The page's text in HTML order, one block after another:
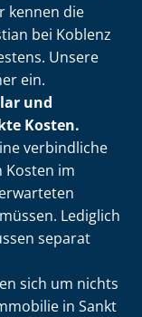
kennen die
bei Koblenz
Unsere
ein.
und
Kosten.
verbindliche
Kosten im
Lediglich
separat
sich um nichts
in Sankt